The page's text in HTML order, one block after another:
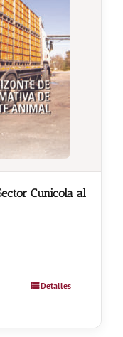
Cunicola al
Detalles